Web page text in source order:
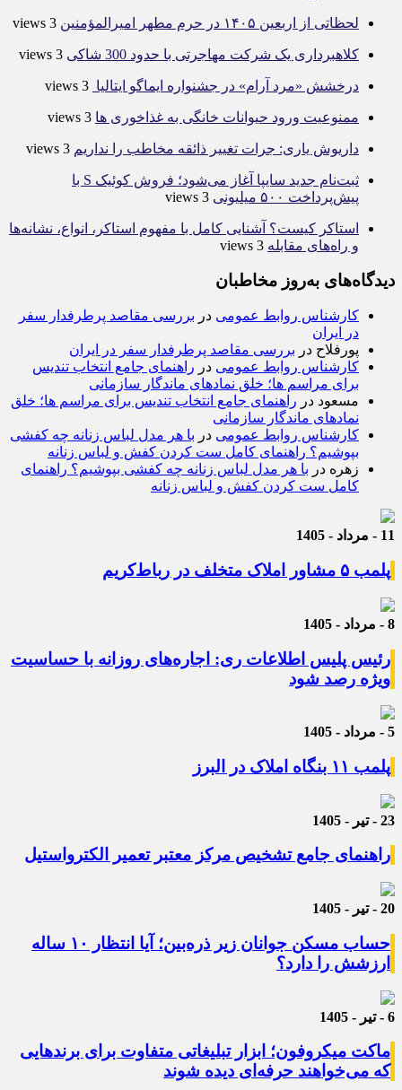
لحظاتی از اربعین ۱۴۰۵ در حرم مطهر امیرالمؤمنین 3 views
کلاهبرداری یک شرکت مهاجرتی با حدود 300 شاکی 3 views
درخشش «مرد آرام» در جشنواره ایماگو ایتالیا 3 views
ممنوعیت ورود حیوانات خانگی به غذاخوری ها 3 views
داریوش یاری: جرات تغییر ذائقه مخاطب را نداریم 3 views
ثبت‌نام جدید سایپا آغاز می‌شود؛ فروش کوئیک S با
پیش‌پرداخت ۵۰۰ میلیونی
3 views
استاکر کیست؟ آشنایی کامل با مفهوم استاکر، انواع، نشانه‌ها
و راه‌های مقابله 3 views
دیدگاه‌های به‌روز مخاطبان
کارشناس روابط عمومی در بررسی مقاصد پرطرفدار سفر
در ایران
پورفلاح در بررسی مقاصد پرطرفدار سفر در ایران
کارشناس روابط عمومی در راهنمای جامع انتخاب تندیس
برای مراسم ها؛ خلق نمادهای ماندگار سازمانی
مسعود در راهنمای جامع انتخاب تندیس برای مراسم ها؛ خلق
نمادهای ماندگار سازمانی
کارشناس روابط عمومی در با هر مدل لباس زنانه چه کفشی
بپوشیم؟ راهنمای کامل ست کردن کفش و لباس زنانه
زهره در با هر مدل لباس زنانه چه کفشی بپوشیم؟ راهنمای
کامل ست کردن کفش و لباس زنانه
11 - مرداد - 1405
پلمب ۵ مشاور املاک متخلف در رباط‌کریم
8 - مرداد - 1405
رئیس پلیس اطلاعات ری: اجاره‌های روزانه با حساسیت
ویژه رصد شود
5 - مرداد - 1405
پلمب ۱۱ بنگاه املاک در البرز
23 - تیر - 1405
راهنمای جامع تشخیص مرکز معتبر تعمیر الکترواستیل
20 - تیر - 1405
حساب مسکن جوانان زیر ذره‌بین؛ آیا انتظار ۱۰ ساله
ارزشش را دارد؟
6 - تیر - 1405
ماکت میکروفون؛ ابزار تبلیغاتی متفاوت برای برندهایی
که می‌خواهند حرفه‌ای دیده شوند